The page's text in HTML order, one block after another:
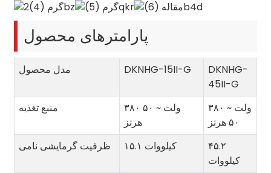
پارامترهای محصول
مدل محصول DKNHG-15II-G
DKNHG-
45II-G
منبع تغذیه
۳۸۰ ولت ~ ۵۰
هرتز
۳۸۰ ولت ~
۵۰ هرتز
ظرفیت گرمایشی نامی
۱۵.۱ کیلووات
۴۵.۲
کیلووات